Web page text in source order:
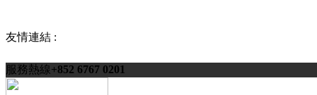
友情連結 :
服務熱線+852 6767 0201